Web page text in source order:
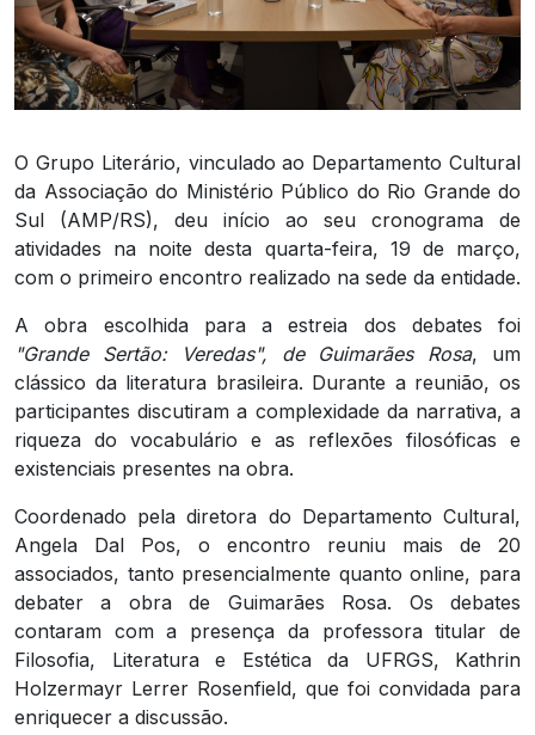
O Grupo Literário, vinculado ao Departamento Cultural
da Associação do Ministério Público do Rio Grande do
Sul (AMP/RS), deu início ao seu cronograma de
atividades na noite desta quarta-feira, 19 de março,
com o primeiro encontro realizado na sede da entidade.
A obra escolhida para a estreia dos debates foi
"Grande Sertão: Veredas", de Guimarães Rosa, um
clássico da literatura brasileira. Durante a reunião, os
participantes discutiram a complexidade da narrativa, a
riqueza do vocabulário e as reflexões filosóficas e
existenciais presentes na obra.
Coordenado pela diretora do Departamento Cultural,
Angela Dal Pos, o encontro reuniu mais de 20
associados, tanto presencialmente quanto online, para
debater a obra de Guimarães Rosa. Os debates
contaram com a presença da professora titular de
Filosofia, Literatura e Estética da UFRGS, Kathrin
Holzermayr Lerrer Rosenfield, que foi convidada para
enriquecer a discussão.